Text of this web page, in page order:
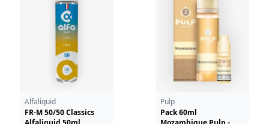
Alfaliquid
FR-M 50/50 Classics
Pulp
Pack 60ml